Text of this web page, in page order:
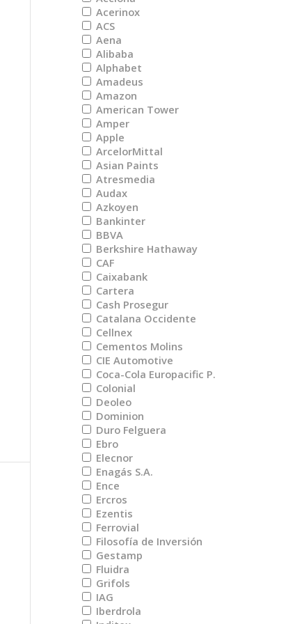
Acerinox
ACS
Aena
Alibaba
Alphabet
Amadeus
Amazon
American Tower
Amper
Apple
ArcelorMittal
Asian Paints
Atresmedia
Audax
Azkoyen
Bankinter
BBVA
Berkshire Hathaway
CAF
Caixabank
Cartera
Cash Prosegur
Catalana Occidente
Cellnex
Cementos Molins
CIE Automotive
Coca-Cola Europacific P.
Colonial
Deoleo
Dominion
Duro Felguera
Ebro
Elecnor
Enagás S.A.
Ence
Ercros
Ezentis
Ferrovial
Filosofía de Inversión
Gestamp
Fluidra
Grifols
IAG
Iberdrola